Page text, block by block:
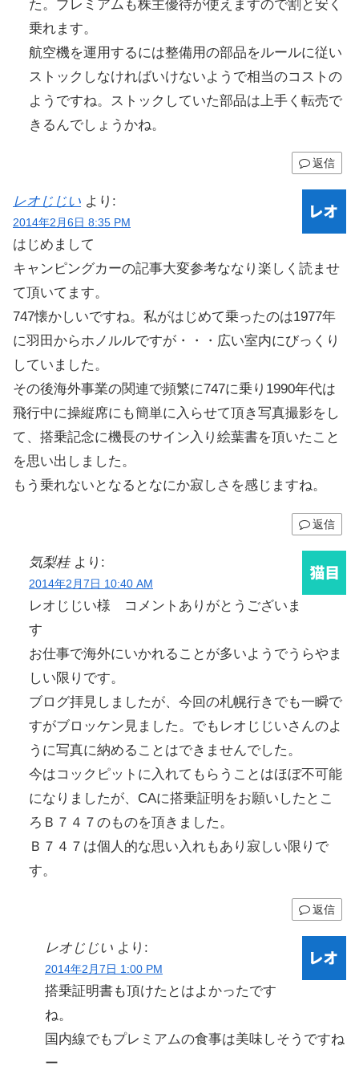
た。プレミアムも株主優待が使えますので割と安く
乗れます。
航空機を運用するには整備用の部品をルールに従い
ストックしなければいけないようで相当のコストの
ようですね。ストックしていた部品は上手く転売で
きるんでしょうかね。
返信
レオじじい より:
2014年2月6日 8:35 PM
はじめまして
キャンピングカーの記事大変参考ななり楽しく読ませ
て頂いてます。
747懐かしいですね。私がはじめて乗ったのは1977年
に羽田からホノルルですが・・・広い室内にびっくり
していました。
その後海外事業の関連で頻繁に747に乗り1990年代は
飛行中に操縦席にも簡単に入らせて頂き写真撮影をし
て、搭乗記念に機長のサイン入り絵葉書を頂いたこと
を思い出しました。
もう乗れないとなるとなにか寂しさを感じますね。
返信
気梨桂 より:
2014年2月7日 10:40 AM
レオじじい様 コメントありがとうございま
す
お仕事で海外にいかれることが多いようでうらやま
しい限りです。
ブログ拝見しましたが、今回の札幌行きでも一瞬で
すがブロッケン見ました。でもレオじじいさんのよ
うに写真に納めることはできませんでした。
今はコックピットに入れてもらうことはほぼ不可能
になりましたが、CAに搭乗証明をお願いしたとこ
ろＢ７４７のものを頂きました。
Ｂ７４７は個人的な思い入れもあり寂しい限りで
す。
返信
レオじじい より:
2014年2月7日 1:00 PM
搭乗証明書も頂けたとはよかったです
ね。
国内線でもプレミアムの食事は美味しそうですね
ー